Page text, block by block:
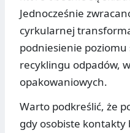
Jednocześnie
cyrkularnej
podniesienie
recyklingu odpadów,
opakowaniowych.
Warto podkreślić, że
gdy osobiste kontakty